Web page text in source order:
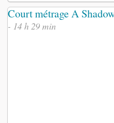
Court métrage A
- 14 h 29 min